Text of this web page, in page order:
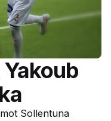
Sollentuna